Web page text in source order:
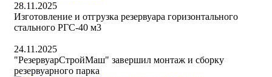
28.11.2025
Изготовление и отгрузка резервуара горизонтального
стального РГС-40 м3
24.11.2025
"РезервуарСтройМаш" завершил монтаж и сборку
резервуарного парка